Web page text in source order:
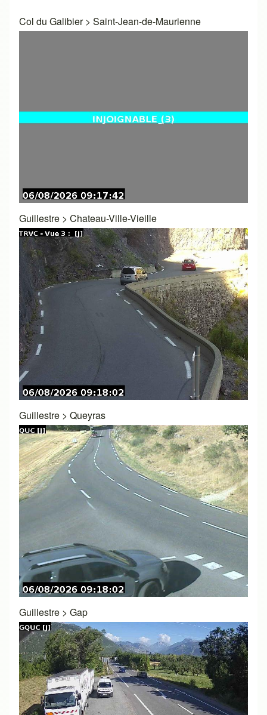
Col du Galibier> Saint-Jean-de-Maurienne
Guillestre > Chateau-Ville-Vieille
Guillestre > Queyras
Guillestre > Gap